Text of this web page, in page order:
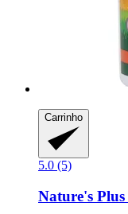
Carrinho
5.0 (5)
Nature's Plus